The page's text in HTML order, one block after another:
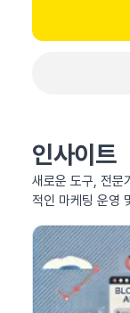
인사이트
새로운 도구, 전문
적인 마케팅 운영